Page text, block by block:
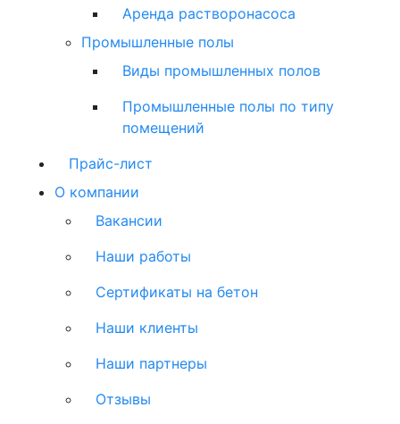
Аренда растворонасоса
Промышленные полы
Виды промышленных полов
Промышленные полы по типу
помещений
Прайс-лист
О компании
Вакансии
Наши работы
Сертификаты на бетон
Наши клиенты
Наши партнеры
Отзывы